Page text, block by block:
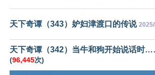
天下奇谭（343）妒妇津渡口的传说
天下奇谭（342）当牛和狗开始说话时
(96,445次)